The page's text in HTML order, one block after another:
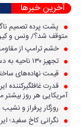
آخرین خبرها
پشت پرده تصمیم
متوقف شد؟/ ونس و کین
خشم ترامپ از
تجهیز ۱۳۰ ناحیه به دستگاه‌های صدور آنی کارت سوخت
قیمت نهاده‌های
قدرت غافلگیرکننده
آمریکایی هر روز
روزگار پرفراز و نشیب
نگرانی کاخ سفید؛